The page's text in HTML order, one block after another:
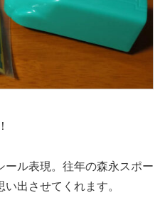
ール表現。往年の森永スポー
出させてくれます。